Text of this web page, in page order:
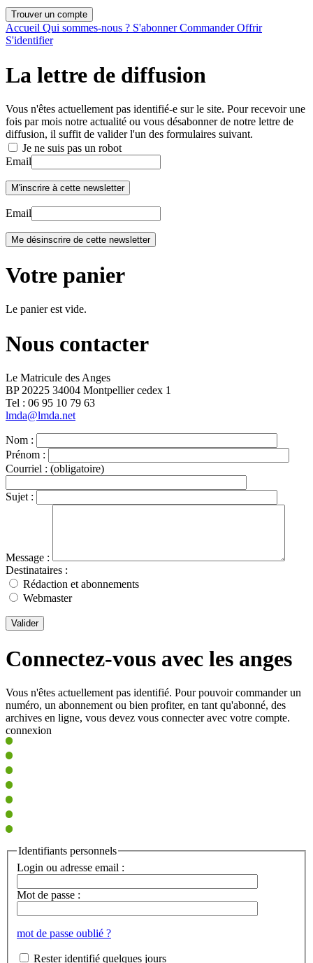
Accueil Qui sommes-nous ? S'abonnerCommanderOffrir
S'identifier
La lettre de diffusion
Vous n'êtes actuellement pas identifié-e sur le site. Pour recevoir une
fois par mois notre actualité ou vous désabonner de notre lettre de
diffusion, il suffit de valider l'un des formulaires suivant.
Je ne suis pas un robot
Email
Email
Votre panier
Le panier est vide.
Nous contacter
Le Matricule des Anges
BP 20225 34004 Montpellier cedex 1
Tel : ‭06 95 10 79 63
lmda@lmda.net
Nom :
Prénom :
Courriel : (obligatoire)
Sujet :
Message :
Destinataires :
Rédaction et abonnements
Webmaster
Valider
Connectez-vous avec les anges
Vous n'êtes actuellement pas identifié. Pour pouvoir commander un
numéro, un abonnement ou bien profiter, en tant qu'abonné, des
archives en ligne, vous devez vous connecter avec votre compte.
connexion
Identifiants personnels
Login ou adresse email :
Mot de passe :
mot de passe oublié ?
Rester identifié quelques jours